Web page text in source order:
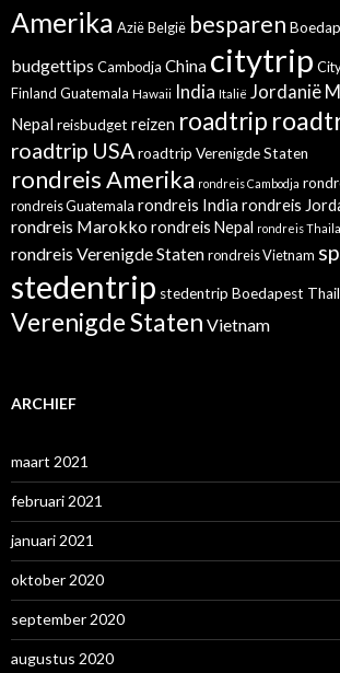
Amerika AziëBelgië besparen
budgettips Cambodja China citytrip
Finland Guatemala Hawaii India Italië Jordanië
Nepalreisbudget reizen roadtrip
roadtrip USAroadtrip Verenigde Staten
rondreis Amerika rondreis Cambodja
rondreis Guatemala rondreis Indiarondreis
rondreis Marokkorondreis Nepal rondreis
rondreis Verenigde Statenrondreis Vietnam
stedentrip stedentrip Boedapest
Verenigde Staten Vietnam
ARCHIEF
maart 2021
februari 2021
januari 2021
oktober 2020
september 2020
augustus 2020